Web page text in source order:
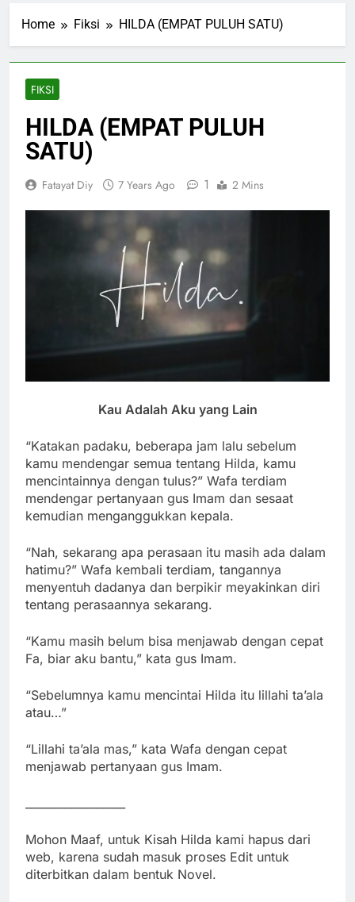
Home Fiksi HILDA (EMPAT PULUH SATU)
FIKSI
HILDA (EMPAT PULUH
SATU)
Fatayat Diy 7 Years Ago 1 2 Mins
Kau Adalah Aku yang Lain
“Katakan padaku, beberapa jam lalu sebelum
kamu mendengar semua tentang Hilda, kamu
mencintainnya dengan tulus?” Wafa terdiam
mendengar pertanyaan gus Imam dan sesaat
kemudian menganggukkan kepala.
“Nah, sekarang apa perasaan itu masih ada dalam
hatimu?” Wafa kembali terdiam, tangannya
menyentuh dadanya dan berpikir meyakinkan diri
tentang perasaannya sekarang.
“Kamu masih belum bisa menjawab dengan cepat
Fa, biar aku bantu,” kata gus Imam.
“Sebelumnya kamu mencintai Hilda itu lillahi ta’ala
atau…”
“Lillahi ta’ala mas,” kata Wafa dengan cepat
menjawab pertanyaan gus Imam.
Mohon Maaf, untuk Kisah Hilda kami hapus dari
web, karena sudah masuk proses Edit untuk
diterbitkan dalam bentuk Novel.